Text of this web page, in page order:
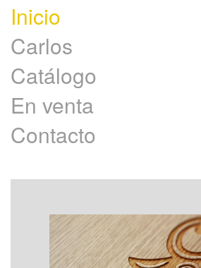
Inicio
Carlos
Catálogo
En venta
Contacto